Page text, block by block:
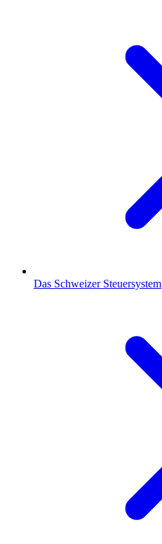
Das Schweizer Steuersystem